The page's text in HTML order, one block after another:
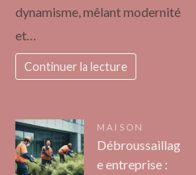
dynamisme, mêlant modernité
et…
Continuer la lecture
MAISON
Débroussaillag
e entreprise :